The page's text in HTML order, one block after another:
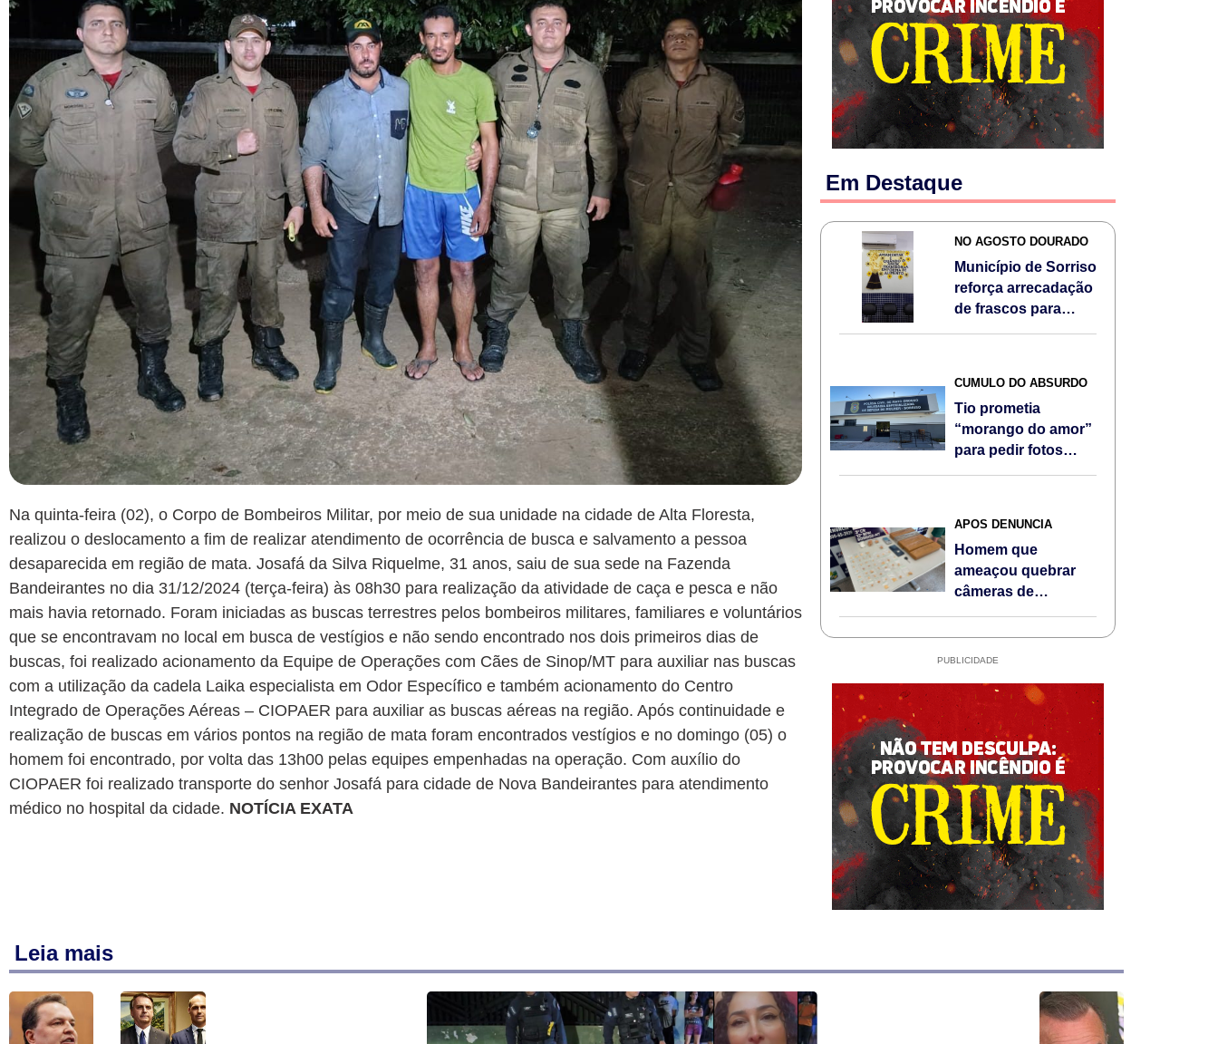
Na quinta-feira (02), o Corpo de Bombeiros Militar, por meio de sua unidade na cidade de Alta Floresta,
realizou o deslocamento a fim de realizar atendimento de ocorrência de busca e salvamento a pessoa
desaparecida em região de mata. Josafá da Silva Riquelme, 31 anos, saiu de sua sede na Fazenda
Bandeirantes no dia 31/12/2024 (terça-feira) às 08h30 para realização da atividade de caça e pesca e não
mais havia retornado. Foram iniciadas as buscas terrestres pelos bombeiros militares, familiares e voluntários
que se encontravam no local em busca de vestígios e não sendo encontrado nos dois primeiros dias de
buscas, foi realizado acionamento da Equipe de Operações com Cães de Sinop/MT para auxiliar nas buscas
com a utilização da cadela Laika especialista em Odor Específico e também acionamento do Centro
Integrado de Operações Aéreas – CIOPAER para auxiliar as buscas aéreas na região. Após continuidade e
realização de buscas em vários pontos na região de mata foram encontrados vestígios e no domingo (05) o
homem foi encontrado, por volta das 13h00 pelas equipes empenhadas na operação. Com auxílio do
CIOPAER foi realizado transporte do senhor Josafá para cidade de Nova Bandeirantes para atendimento
médico no hospital da cidade. NOTÍCIA EXATA
Em Destaque
NO AGOSTO DOURADO
Município de Sorriso
reforça arrecadação
de frascos para
CÚMULO DO ABSURDO
Tio prometia
“morango do amor”
para pedir fotos
em Sorriso
APÓS DENÚNCIA
Homem que
ameaçou quebrar
câmeras de
em Sorriso
PUBLICIDADE
Leia mais